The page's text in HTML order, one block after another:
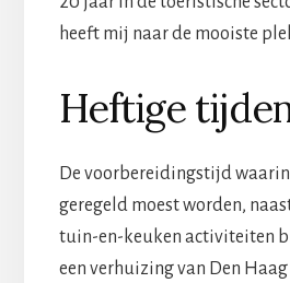
heeft mij naar de mooiste
Heftige
De voorbereidingstijd waarin
geregeld moest worden,
tuin-en-keuken activiteiten
een verhuizing van Den